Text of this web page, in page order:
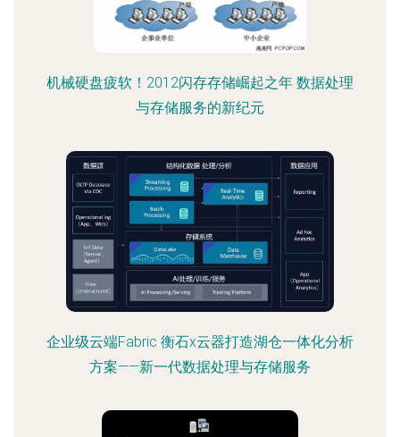
机械硬盘疲软！2012闪存存储崛起之年 数据处理
与存储服务的新纪元
企业级云端Fabric 衡石x云器打造湖仓一体化分析
方案——新一代数据处理与存储服务